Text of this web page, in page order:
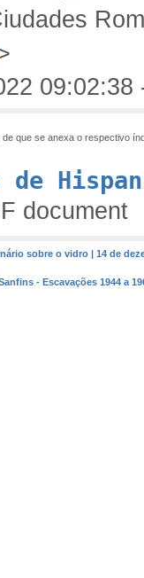
09:02:38
se anexa o respectivo
de
document
sobre o vidro | 14 de
- Escavações 1944 a